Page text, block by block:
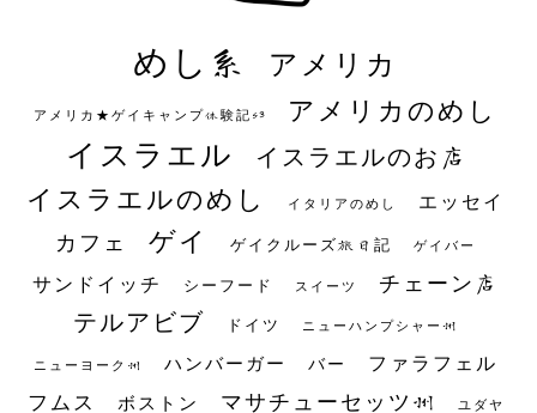
めし系 アメリカ
アメリカ★ゲイキャンプ体験記S3 アメリカのめし
イスラエル イスラエルのお店
イスラエルのめし イタリアのめし エッセイ
カフェ ゲイ ゲイクルーズ旅日記 ゲイバー
サンドイッチ シーフード スイーツ チェーン店
テルアビブ ドイツ ニューハンプシャー州
ニューヨーク州 ハンバーガー バー ファラフェル
フムス ボストン マサチューセッツ州 ユダヤ